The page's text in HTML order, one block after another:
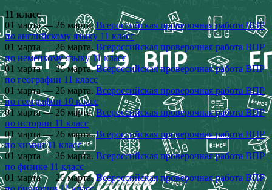
11 класс
01 марта — 26 марта.Всероссийская проверочная работа ВПР
по английскому языку 11 класс
01 марта — 26 марта. Всероссийская проверочная работа ВПР
по немецкому языку 11 класс
01 марта — 26 марта.Всероссийская проверочная работа ВПР
по географии 11 класс
01 марта — 26 марта. Всероссийская проверочная работа ВПР
по географии 10 класс
01 марта — 26 марта.Всероссийская проверочная работа ВПР
по истории 11 класс
01 марта — 26 марта.Всероссийская проверочная работа ВПР
по химии 11 класс
01 марта — 26 марта. Всероссийская проверочная работа ВПР
по физике 11 класс
01 марта — 26 марта.Всероссийская проверочная работа ВПР